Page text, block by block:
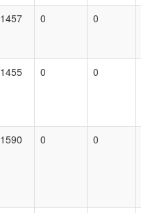
1457 0 0
1455 0 0
1590 0 0